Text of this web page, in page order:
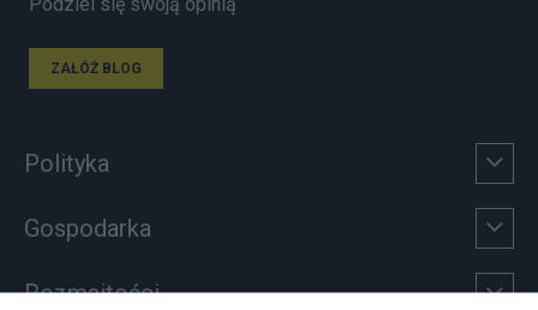
ZAŁÓŻ BLOG
Polityka
Gospodarka
Rozmaitości